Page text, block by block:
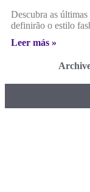
Descubra as
definirão o estilo
Leer más »